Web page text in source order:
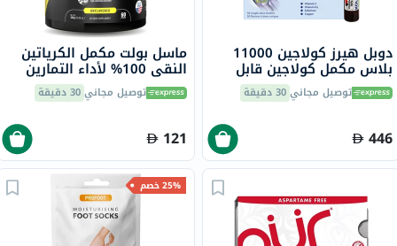
دوبل هيرز كولاجين 11000
بلاس مكمل كولاجين قابل
للشرب لصحة المفاصل، قوارير
جرعة واحدة حزمة من 30 توصيل مجاني30 دقيقة
446
ماسل بولت مكمل الكرياتين
النقي 100% لأداء التمارين
والقوة والتحمل بدون نكهة
300 جرام توصيل مجاني30 دقيقة
121
25% خصم